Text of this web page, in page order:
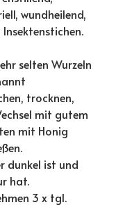
wundheilend,
Insektenstichen.
selten Wurzeln
trocknen,
mit gutem
mit Honig
dunkel ist und
hat.
3 x tgl.